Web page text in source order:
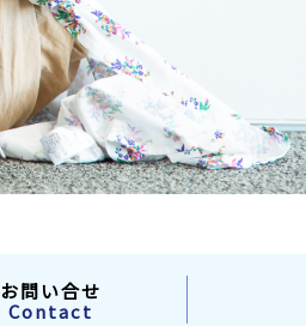
お問い合せ
Contact